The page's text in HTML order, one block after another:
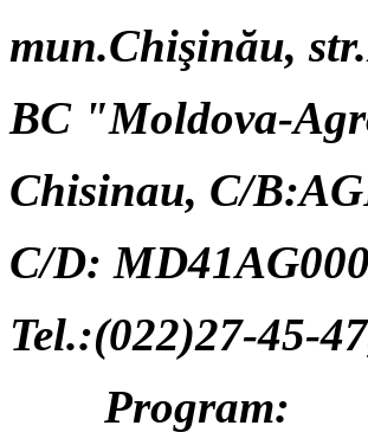
mun.Chişinău,
BC "Moldova-
Chisinau, C/
C/D:
Tel.:(022)27-45-
Program: